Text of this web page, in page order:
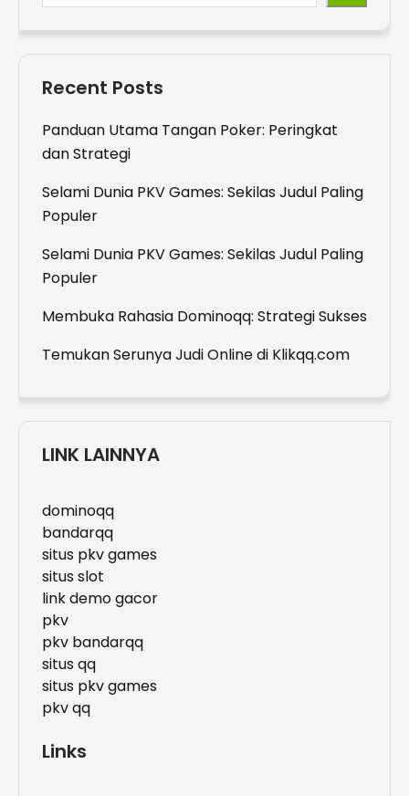
Recent Posts
Panduan Utama Tangan Poker: Peringkat
dan Strategi
Selami Dunia PKV Games: Sekilas Judul Paling
Populer
Selami Dunia PKV Games: Sekilas Judul Paling
Populer
Membuka Rahasia Dominoqq: Strategi Sukses
Temukan Serunya Judi Online di Klikqq.com
LINK LAINNYA
dominoqq
bandarqq
situs pkv games
situs slot
link demo gacor
pkv
pkv bandarqq
situs qq
situs pkv games
pkv qq
Links